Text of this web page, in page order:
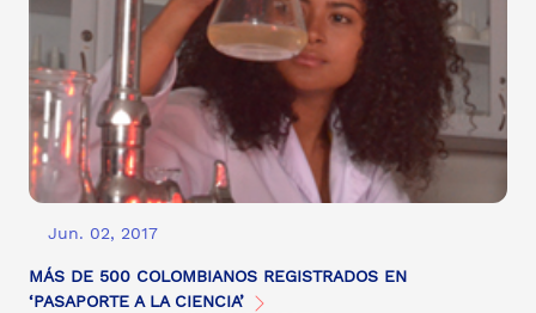
Jun. 02, 2017
MÁS DE 500 COLOMBIANOS REGISTRADOS EN
‘PASAPORTE A LA CIENCIA’